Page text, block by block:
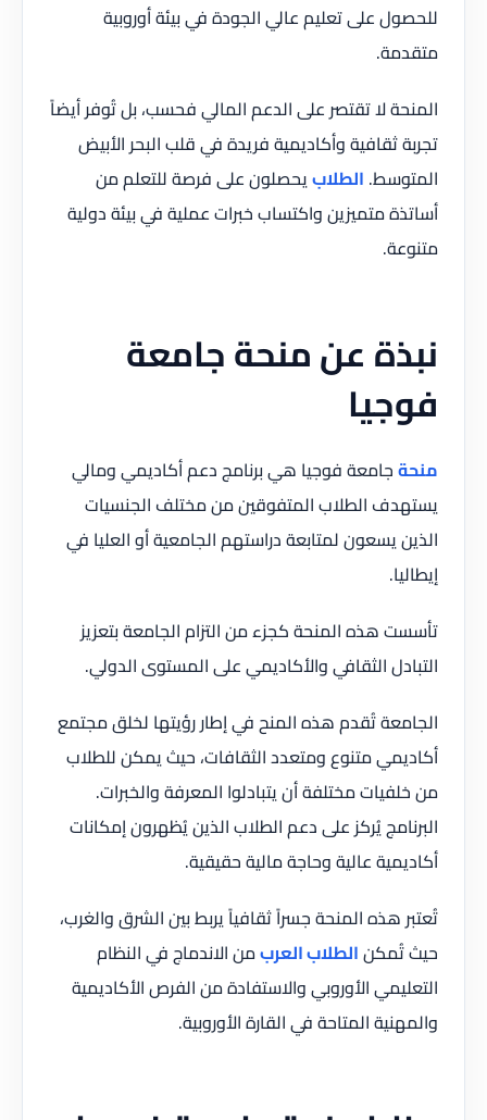
للحصول على تعليم عالي الجودة في بيئة أوروبية
متقدمة.
المنحة لا تقتصر على الدعم المالي فحسب، بل تُوفر أيضاً
تجربة ثقافية وأكاديمية فريدة في قلب البحر الأبيض
المتوسط. الطلابيحصلون على فرصة للتعلم من
أساتذة متميزين واكتساب خبرات عملية في بيئة دولية
متنوعة.
نبذة عن منحة جامعة
فوجيا
منحةجامعة فوجيا هي برنامج دعم أكاديمي ومالي
يستهدف الطلاب المتفوقين من مختلف الجنسيات
الذين يسعون لمتابعة دراستهم الجامعية أو العليا في
إيطاليا.
تأسست هذه المنحة كجزء من التزام الجامعة بتعزيز
التبادل الثقافي والأكاديمي على المستوى الدولي.
الجامعة تُقدم هذه المنح في إطار رؤيتها لخلق مجتمع
أكاديمي متنوع ومتعدد الثقافات، حيث يمكن للطلاب
من خلفيات مختلفة أن يتبادلوا المعرفة والخبرات.
البرنامج يُركز على دعم الطلاب الذين يُظهرون إمكانات
أكاديمية عالية وحاجة مالية حقيقية.
تُعتبر هذه المنحة جسراً ثقافياً يربط بين الشرق والغرب،
حيث تُمكنالطلاب العربمن الاندماج في النظام
التعليمي الأوروبي والاستفادة من الفرص الأكاديمية
والمهنية المتاحة في القارة الأوروبية.